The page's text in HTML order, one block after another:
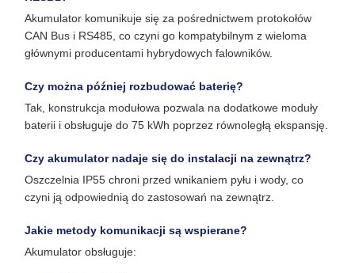
Akumulator komunikuje się za pośrednictwem protokołów
CAN Bus i RS485, co czyni go kompatybilnym z wieloma
głównymi producentami hybrydowych falowników.
Czy można później rozbudować baterię?
Tak, konstrukcja modułowa pozwala na dodatkowe moduły
baterii i obsługuje do 75 kWh poprzez równoległą ekspansję.
Czy akumulator nadaje się do instalacji na zewnątrz?
Oszczelnia IP55 chroni przed wnikaniem pyłu i wody, co
czyni ją odpowiednią do zastosowań na zewnątrz.
Jakie metody komunikacji są wspierane?
Akumulator obsługuje: